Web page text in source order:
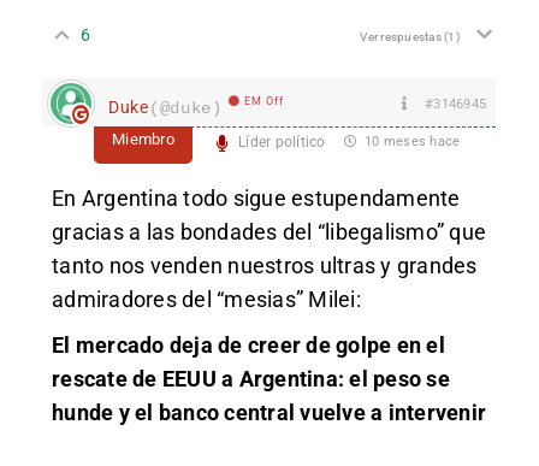
6 Ver respuestas(1)
Duke(@duke) EM Off #3146945
Miembro Líder político 10 meses hace
En Argentina todo sigue estupendamente
gracias a las bondades del “libegalismo” que
tanto nos venden nuestros ultras y grandes
admiradores del “mesias” Milei:
El mercado deja de creer de golpe en el
rescate de EEUU a Argentina: el peso se
hunde y el banco central vuelve a intervenir